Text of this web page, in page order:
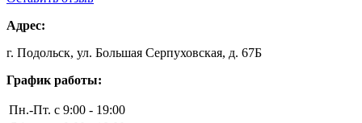
Адрес:
г. Подольск, ул. Большая Серпуховская, д. 67Б
График работы:
Пн.-Пт. с 9:00 - 19:00